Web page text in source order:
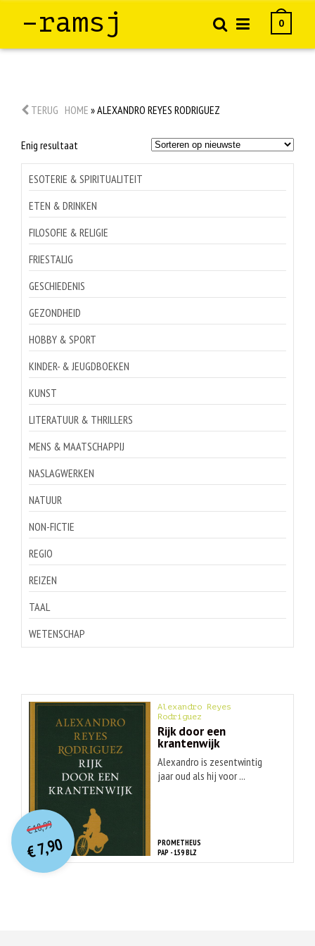
–ramsj 0
TERUG HOME »ALEXANDRO REYES RODRIGUEZ
Enig resultaat
ESOTERIE & SPIRITUALITEIT
ETEN & DRINKEN
FILOSOFIE & RELIGIE
FRIESTALIG
GESCHIEDENIS
GEZONDHEID
HOBBY & SPORT
KINDER- & JEUGDBOEKEN
KUNST
LITERATUUR & THRILLERS
MENS & MAATSCHAPPIJ
NASLAGWERKEN
NATUUR
NON-FICTIE
REGIO
REIZEN
TAAL
WETENSCHAP
Alexandro Reyes
Rodriguez
Rijk door een
krantenwijk
Alexandro is zesentwintig
jaar oud als hij voor ...
PROMETHEUS
PAP - 159 BLZ
€18,99O
orspr
onkelijke
prijs
was:
€ 18,99.
€7,90
Huidige
prijs
is:
€ 7,90.